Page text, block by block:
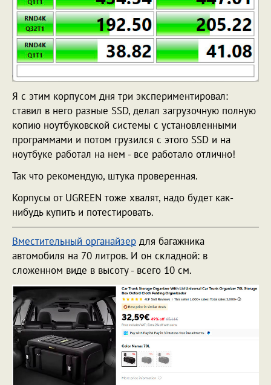
Я с этим корпусом дня три экспериментировал:
ставил в него разные SSD, делал загрузочную полную
копию ноутбуковской системы с установленными
программами и потом грузился с этого SSD и на
ноутбуке работал на нем - все работало отлично!
Так что рекомендую, штука проверенная.
Корпусы от UGREEN тоже хвалят, надо будет как-
нибудь купить и потестировать.
Вместительный органайзер для багажника
автомобиля на 70 литров. И он складной: в
сложенном виде в высоту - всего 10 см.